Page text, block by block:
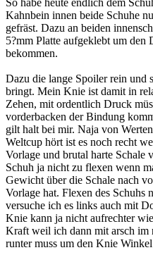
So habe heute endlich dem
Kahnbein innen beide Schuhe
gefräst. Dazu an beiden
5?mm Platte aufgeklebt um den
bekommen.
Dazu die lange Spoiler rein und
bringt. Mein Knie ist damit in
Zehen, mit ordentlich Druck
vorderbacken der Bindung
gilt halt bei mir. Naja von
Weltcup hört ist es noch recht
Vorlage und brutal harte Schale
Schuh ja nicht zu flexen wenn
Gewicht über die Schale nach
Vorlage hat. Flexen des
versuche ich es links auch mit
Knie kann ja nicht aufrechter
Kraft weil ich dann mit arsch im
runter muss um den Knie